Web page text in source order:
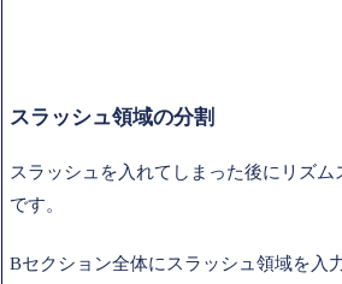
スラッシュ領域の分割
スラッシュを入れてしまった後にリズ
です。
Bセクション全体にスラッシュ領域を入